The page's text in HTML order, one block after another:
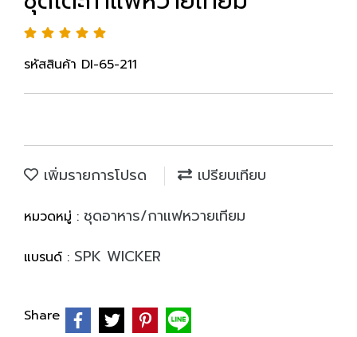
รหัสสินค้า DI-65-211
เพิ่มรายการโปรด เปรียบเทียบ
หมวดหมู่ : ชุดอาหาร/กาแฟหวายเทียม
แบรนด์ : SPK WICKER
Share